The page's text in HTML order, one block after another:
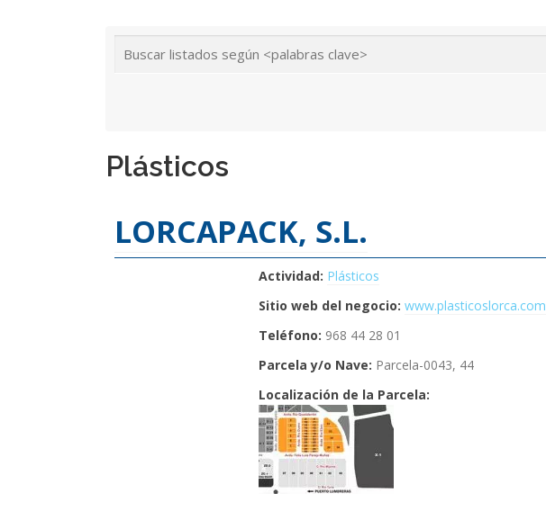
Plásticos
LORCAPACK, S.L.
Actividad: Plásticos
Sitio web del negocio: www.plasticoslorca.com
Teléfono: 968 44 28 01
Parcela y/o Nave: Parcela-0043, 44
Localización de la Parcela: